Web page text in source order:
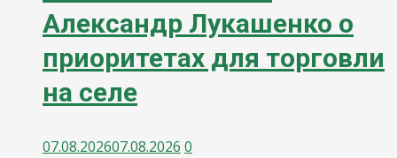
Александр Лукашенко о
приоритетах для торговли
на селе
07.08.202607.08.2026 0